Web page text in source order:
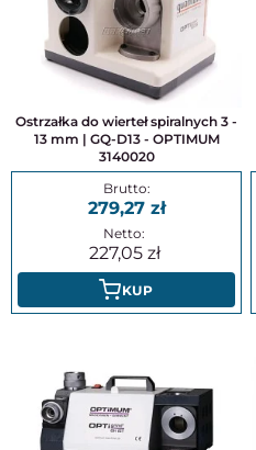
Ostrzałka do wierteł spiralnych 3 -
13 mm | GQ-D13 - OPTIMUM
3140020
279,27
227,05
KUP